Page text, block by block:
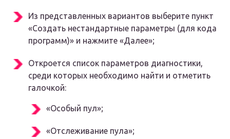
Из представленных вариантов выберите пункт
«Создать нестандартные параметры (для кода
программ)» и нажмите «Далее»;
Откроется список параметров диагностики,
среди которых необходимо найти и отметить
галочкой:
«Особый пул»;
«Отслеживание пула»;